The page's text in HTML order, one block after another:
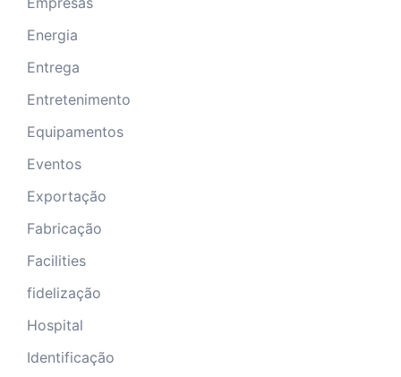
Energia
Entrega
Entretenimento
Equipamentos
Eventos
Exportação
Fabricação
Facilities
fidelização
Hospital
Identificação